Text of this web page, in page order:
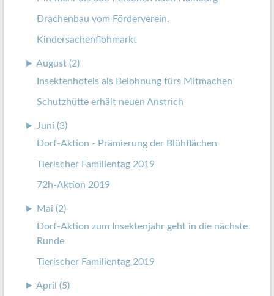
Drachenbau vom Förderverein.
Kindersachenflohmarkt
► August (2)
Insektenhotels als Belohnung fürs Mitmachen
Schutzhütte erhält neuen Anstrich
►
Juni (3)
Dorf-Aktion - Prämierung der Blühflächen
Tierischer Familientag 2019
72h-Aktion 2019
►
Mai (2)
Dorf-Aktion zum Insektenjahr geht in die nächste
Runde
Tierischer Familientag 2019
► April (5)